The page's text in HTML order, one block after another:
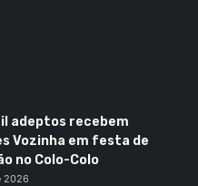
adeptos recebem
Vozinha em festa de
no Colo-Colo
2026